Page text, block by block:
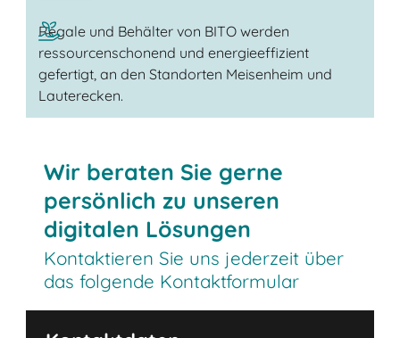
Regale und Behälter von BITO werden
ressourcenschonend und energieeffizient
gefertigt, an den Standorten Meisenheim und
Lauterecken.
Wir beraten Sie gerne
persönlich zu unseren
digitalen Lösungen
Kontaktieren Sie uns jederzeit über
das folgende Kontaktformular